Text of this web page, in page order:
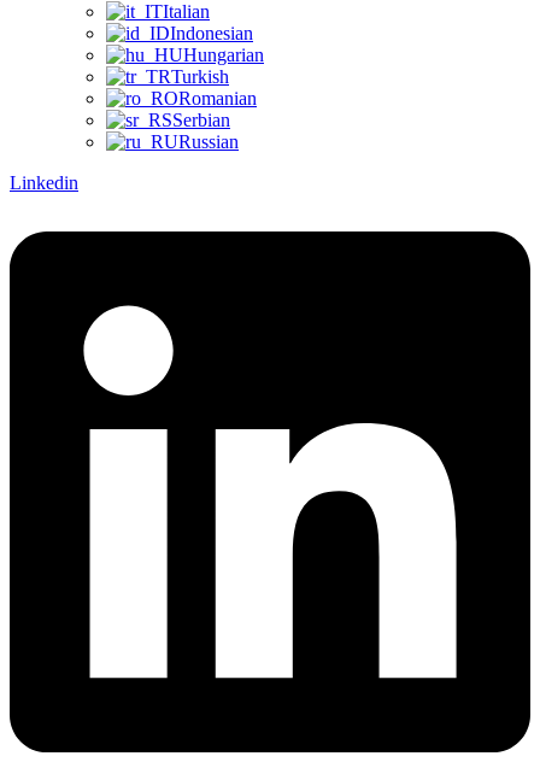
Italian
Indonesian
Hungarian
Turkish
Romanian
Serbian
Russian
Linkedin